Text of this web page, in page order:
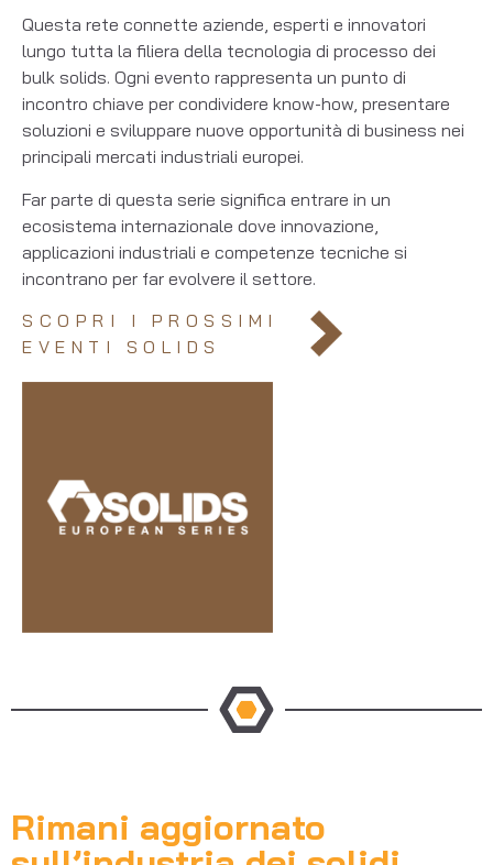
Questa rete connette aziende, esperti e innovatori
lungo tutta la filiera della tecnologia di processo dei
bulk solids. Ogni evento rappresenta un punto di
incontro chiave per condividere know-how, presentare
soluzioni e sviluppare nuove opportunità di business nei
principali mercati industriali europei.
Far parte di questa serie significa entrare in un
ecosistema internazionale dove innovazione,
applicazioni industriali e competenze tecniche si
incontrano per far evolvere il settore.
SCOPRI I PROSSIMI
EVENTI SOLIDS
Rimani aggiornato